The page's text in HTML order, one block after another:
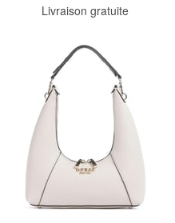
Livraison gratuite